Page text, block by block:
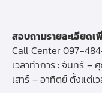
สอบถามรายละเอียด
Call Center097-
เวลาทำการ : จันทร์ –
เสาร์ – อาทิตย์ ตั้งแต่เ